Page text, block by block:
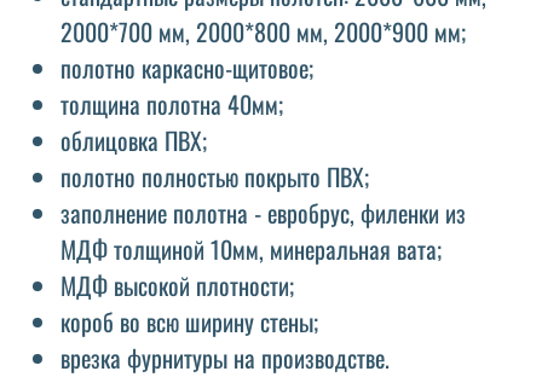
2000*700 мм, 2000*800 мм, 2000*900 мм;
полотно каркасно-щитовое;
толщина полотна 40мм;
облицовка ПВХ;
полотно полностью покрыто ПВХ;
заполнение полотна - евробрус, филенки из
МДФ толщиной 10мм, минеральная вата;
МДФ высокой плотности;
короб во всю ширину стены;
врезка фурнитуры на производстве.